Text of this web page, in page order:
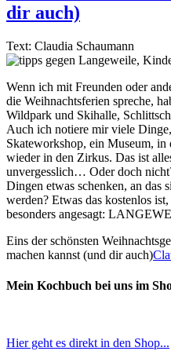
dir auch)
Text: Claudia Schaumann
Wenn ich mit Freunden oder
die Weihnachtsferien spreche,
Wildpark und Skihalle,
Auch ich notiere mir viele
Skateworkshop, ein Museum,
wieder in den Zirkus. Das ist
unvergesslich… Oder doch
Dingen etwas schenken, an das
werden? Etwas das kostenlos
besonders angesagt:
Eins der schönsten
machen kannst (und dir auch)
Mein Kochbuch bei uns im
Hier geht es direkt in den Shop...